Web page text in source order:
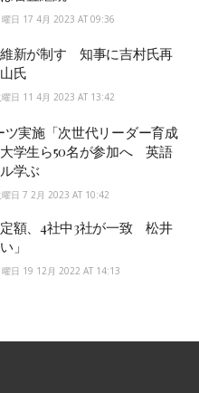
曜日 17 4月 2023 AT 09:36
新が制す 知事に吉村氏再
氏
曜日 11 4月 2023 AT 13:42
ツ実施「次世代リーダー育成
学生ら50名が参加へ 英語
学ぶ
曜日 7 2月 2023 AT 10:42
額、4社中3社が一致 松井
」
曜日 19 12月 2022 AT 14:13